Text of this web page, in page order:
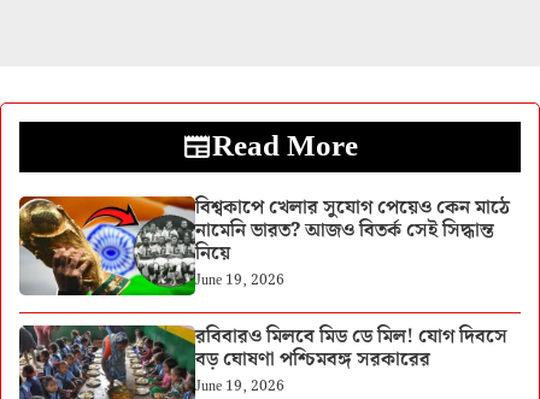
Read More
বিশ্বকাপে খেলার সুযোগ পেয়েও কেন মাঠে
নামেনি ভারত? আজও বিতর্ক সেই সিদ্ধান্ত
নিয়ে
June 19, 2026
রবিবারও মিলবে মিড ডে মিল! যোগ দিবসে
বড় ঘোষণা পশ্চিমবঙ্গ সরকারের
June 19, 2026